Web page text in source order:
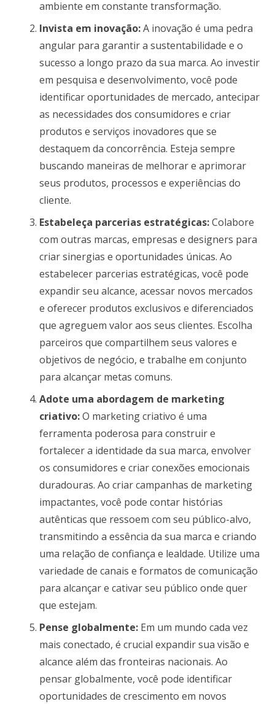
ambiente em constante transformação.
Invista em inovação:A inovação é uma pedra
angular para garantir a sustentabilidade e o
sucesso a longo prazo da sua marca. Ao investir
em pesquisa e desenvolvimento, você pode
identificar oportunidades de mercado, antecipar
as necessidades dos consumidores e criar
produtos e serviços inovadores que se
destaquem da concorrência. Esteja sempre
buscando maneiras de melhorar e aprimorar
seus produtos, processos e experiências do
cliente.
Estabeleça parcerias estratégicas:Colabore
com outras marcas, empresas e designers para
criar sinergias e oportunidades únicas. Ao
estabelecer parcerias estratégicas, você pode
expandir seu alcance, acessar novos mercados
e oferecer produtos exclusivos e diferenciados
que agreguem valor aos seus clientes. Escolha
parceiros que compartilhem seus valores e
objetivos de negócio, e trabalhe em conjunto
para alcançar metas comuns.
Adote uma abordagem de marketing
criativo:O marketing criativo é uma
ferramenta poderosa para construir e
fortalecer a identidade da sua marca, envolver
os consumidores e criar conexões emocionais
duradouras. Ao criar campanhas de marketing
impactantes, você pode contar histórias
autênticas que ressoem com seu público-alvo,
transmitindo a essência da sua marca e criando
uma relação de confiança e lealdade. Utilize uma
variedade de canais e formatos de comunicação
para alcançar e cativar seu público onde quer
que estejam.
Pense globalmente: Em um mundo cada vez
mais conectado, é crucial expandir sua visão e
alcance além das fronteiras nacionais. Ao
pensar globalmente, você pode identificar
oportunidades de crescimento em novos